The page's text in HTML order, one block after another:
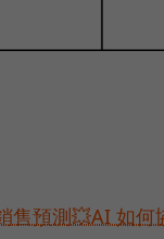
售預測💥AI 如